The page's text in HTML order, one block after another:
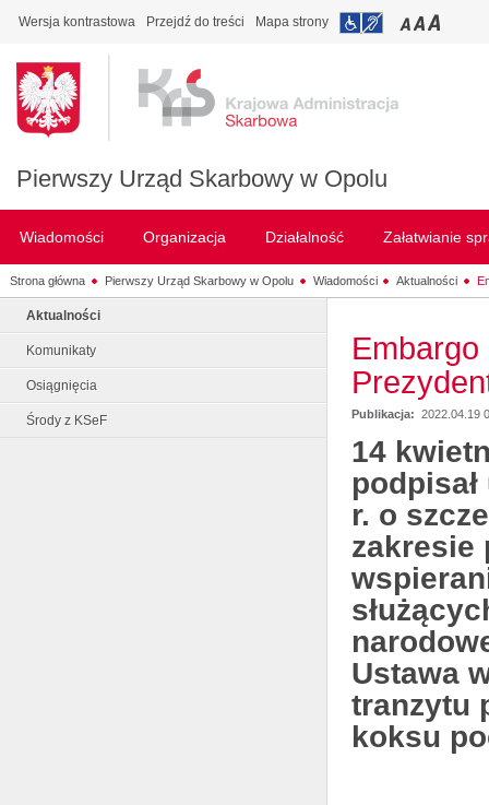
Wersja kontrastowa Przejdź do treści Mapa strony
Pierwszy Urząd Skarbowy w Opolu
Wiadomości Organizacja Działalność Załatwianie
Strona główna Pierwszy Urząd Skarbowy w Opolu Wiadomości Aktualności
Aktualności
Komunikaty
Osiągnięcia
Środy z KSeF Publikacja: 2022.04.19
14
r. o
zakresie
Ustawa
tranzytu
koksu